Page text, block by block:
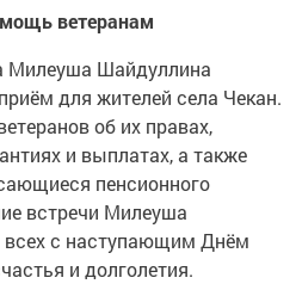
ветеранам
Милеуша Шайдуллина
для жителей села Чекан.
об их правах,
и выплатах, а также
пенсионного
встречи Милеуша
с наступающим Днём
и долголетия.